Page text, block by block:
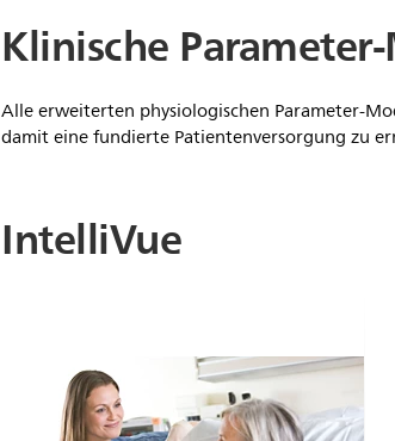
Klinische
Alle erweiterten physiologischen Parameter-
damit eine fundierte Patientenversorgung zu
IntelliVue